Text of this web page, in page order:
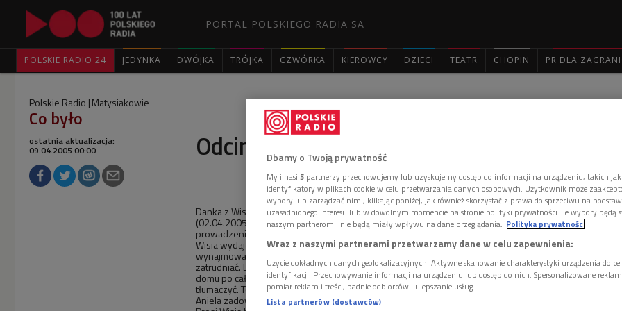
PORTAL POLSKIEGO RADIA SA
POLSKIE RADIO 24 JEDYNKA DWÓJKA TRÓJKA CZWÓRKA KIEROWCY DZIECI TEATR CHOPIN PR DLA
Polskie Radio Matysiakowie
Co było
Odcinek nr: 2513
ostatnia aktualizacja:
09.04.2005 00:00
Danka z Wisią rozmawiają o bólu, który im towarzyszy w związku ze śmiercią Jana Pawła II
(02.04.2005). Dzwoni telefon. To Monika. Informuje Wisię, że odsprzedaje Stelli koncesję na
prowadzenie gabinetu kosmetycznego ponieważ wyjeżdża do siostry do Stanów Zjednoczonych.
Wisia wydaje się być bardzo zdenerwowana tą informacją. Wydaje jej się, że straci pieniądze za
wynajmowany od niej lokal na ten gabinet. Nie ma też pewności, czy Stella nadal będzie chciała ją
zatrudniać. Danka próbuje ją uspokoić. Dzwonek do drzwi. To Kasia. Mówi, że Gosia wróciła do
domu po całonocnej nieobecności. Prawdopodobnie była u Marka, ale ona sama nic nie chce
tłumaczyć. Tomek wybiera się do brata Mietka, który ma problemy zdrowotne. Przybywa pani
Aniela zadowolona, że pozwoliła zamieszkać na swojej działce bezdomnemu. Wchodzi Stella.
Dbamy o Twoją prywatność
My i nasi 5 partnerzy przechowujemy lub uzyskujemy dostęp do informacji na urządzeniu, takich
identyfikatory w plikach cookie w celu przetwarzania danych osobowych. Użytkownik może
wybory lub zarządzać nimi, klikając poniżej, jak również skorzystać z prawa do sprzeciwu na
uzasadnionego interesu lub w dowolnym momencie na stronie polityki prywatności. Te wybory będą
naszym partnerom i nie będą miały wpływu na dane przeglądania. Polityka prywatności
Wraz z naszymi partnerami przetwarzamy dane w celu zapewnienia:
Użycie dokładnych danych geolokalizacyjnych. Aktywne skanowanie charakterystyki urządzenia do
identyfikacji. Przechowywanie informacji na urządzeniu lub dostęp do nich. Spersonalizowane
pomiar reklam i treści, badnie odbiorców i ulepszanie usług.
Lista partnerów (dostawców)